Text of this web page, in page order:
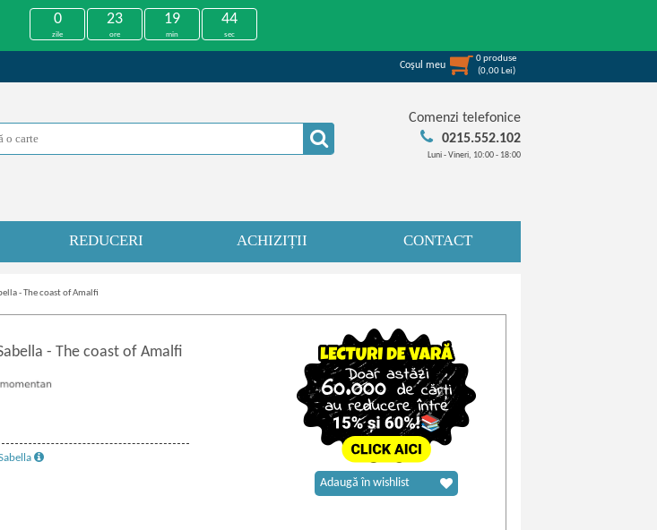
0
zile
23
ore
19
min
44
sec
Coşul meu
0produse
(0,00 Lei)
Comenzi telefonice
0215.552.102
Luni - Vineri, 10:00 - 18:00
REDUCERI ACHIZIȚII CONTACT
- The coast of Amalfi
- The coast of Amalfi
Adaugă în wishlist